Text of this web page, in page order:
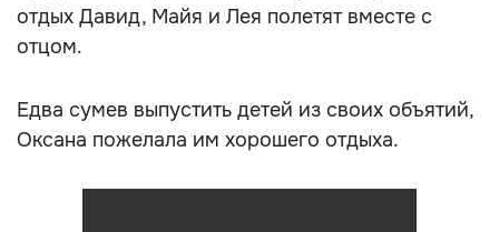
отдых Давид, Майя и Лея полетят вместе с
отцом.
Едва сумев выпустить детей из своих объятий,
Оксана пожелала им хорошего отдыха.